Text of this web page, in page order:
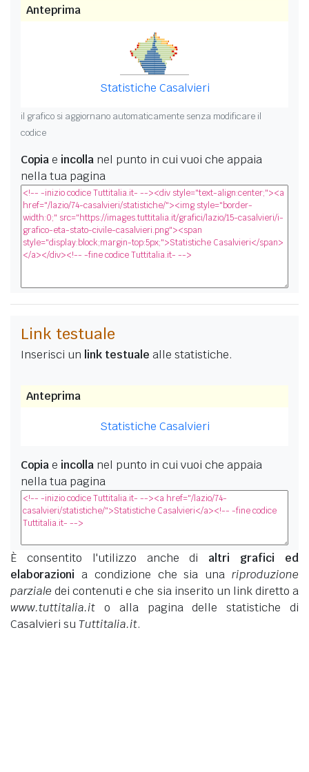
Anteprima
Statistiche Casalvieri
il grafico si aggiornano automaticamente senza modificare il
codice
Copiae incolla nel punto in cui vuoi che appaia
nella tua pagina
Link testuale
Inserisci un link testuale alle statistiche.
Anteprima
Statistiche Casalvieri
Copiae incolla nel punto in cui vuoi che appaia
nella tua pagina
È consentito l'utilizzo anche di altri grafici ed
elaborazioni a condizione che sia una riproduzione
parziale dei contenuti e che sia inserito un link diretto a
www.tuttitalia.it o alla pagina delle statistiche di
Casalvieri suTuttitalia.it.